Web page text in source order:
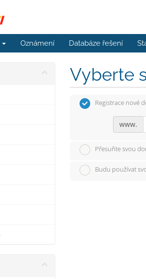
Oznámení Databáze řešení
Vyberte
Registrace nové
www.
Přesuňte svou
Budu používat